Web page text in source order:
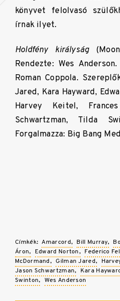
könyvet felolvasó
írnak ilyet.
Holdfény királyság
Rendezte: Wes
Roman Coppola.
Jared, Kara Hayward,
Harvey Keitel,
Schwartzman, Tilda
Forgalmazza: Big Bang
Címkék: Amarcord Bill Murray
Áron
Edward Norton Federico
McDormand
Gilman Jared
Jason Schwartzman
Kara
Swinton
Wes Anderson